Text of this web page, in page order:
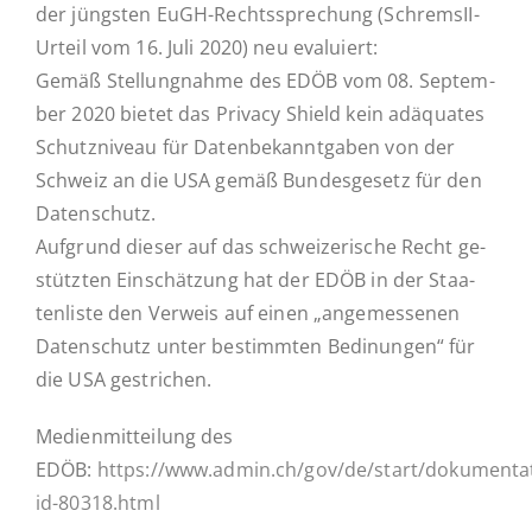
Ak­tu­el­les
Kontakt
der jüngs­ten EuGH-Rechts­spre­chung (Schre­m­­sII-
Urteil vom 16. Juli 2020) neu evaluiert:
Gemäß Stel­lung­nah­me des EDÖB vom 08. Sep­tem­
ber 2020 bietet das Privacy Shield kein ad­äqua­tes
Schutz­ni­veau für Da­ten­be­kannt­ga­ben von der
Schweiz an die USA gemäß Bun­des­ge­setz für den
Datenschutz.
Auf­grund dieser auf das schwei­ze­ri­sche Recht ge­
stütz­ten Ein­schät­zung hat der EDÖB in der Staa­
ten­lis­te den Verweis auf einen „an­ge­mes­se­nen
Daten­schutz unter be­stimm­ten Be­di­nun­gen“ für
die USA gestrichen.
Me­di­en­mit­tei­lung des
EDÖB: https://www.admin.ch/gov/de/start/
id-80318.html